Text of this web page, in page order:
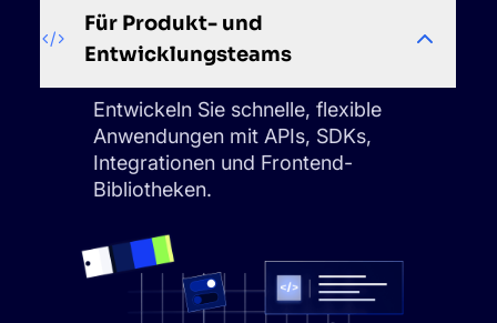
Für Produkt- und
Entwicklungsteams
Entwickeln Sie schnelle, flexible
Anwendungen mit APIs, SDKs,
Integrationen und Frontend-
Bibliotheken.